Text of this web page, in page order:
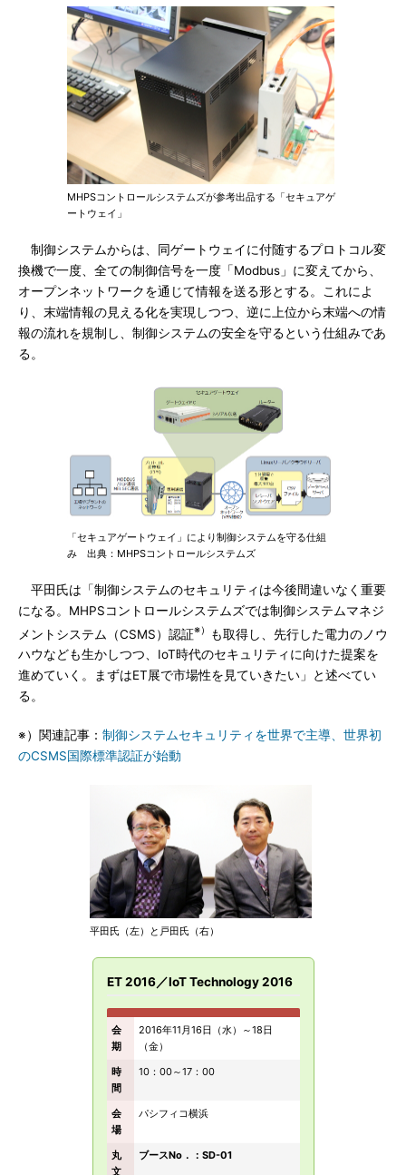
MHPSコントロールシステムズが参考出品する「セキュアゲ
ートウェイ」
制御システムからは、同ゲートウェイに付随するプロトコル変
換機で一度、全ての制御信号を一度「Modbus」に変えてから、
オープンネットワークを通じて情報を送る形とする。これによ
り、末端情報の見える化を実現しつつ、逆に上位から末端への情
報の流れを規制し、制御システムの安全を守るという仕組みであ
る。
「セキュアゲートウェイ」により制御システムを守る仕組
み 出典：MHPSコントロールシステムズ
平田氏は「制御システムのセキュリティは今後間違いなく重要
になる。MHPSコントロールシステムズでは制御システムマネジ
メントシステム（CSMS）認証※）
も取得し、先行した電力のノウ
ハウなども生かしつつ、IoT時代のセキュリティに向けた提案を
進めていく。まずはET展で市場性を見ていきたい」と述べてい
る。
※）関連記事： 制御システムセキュリティを世界で主導、世界初
のCSMS国際標準認証が始動
平田氏（左）と戸田氏（右）
ET 2016／IoT Technology 2016
会
期
2016年11月16日（水）～18日
（金）
時
間
10：00～17：00
会
場
パシフィコ横浜
丸
文
ブースNo．：SD-01